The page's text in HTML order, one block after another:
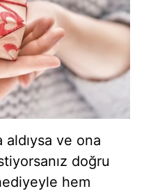
ve ona
doğru
hem